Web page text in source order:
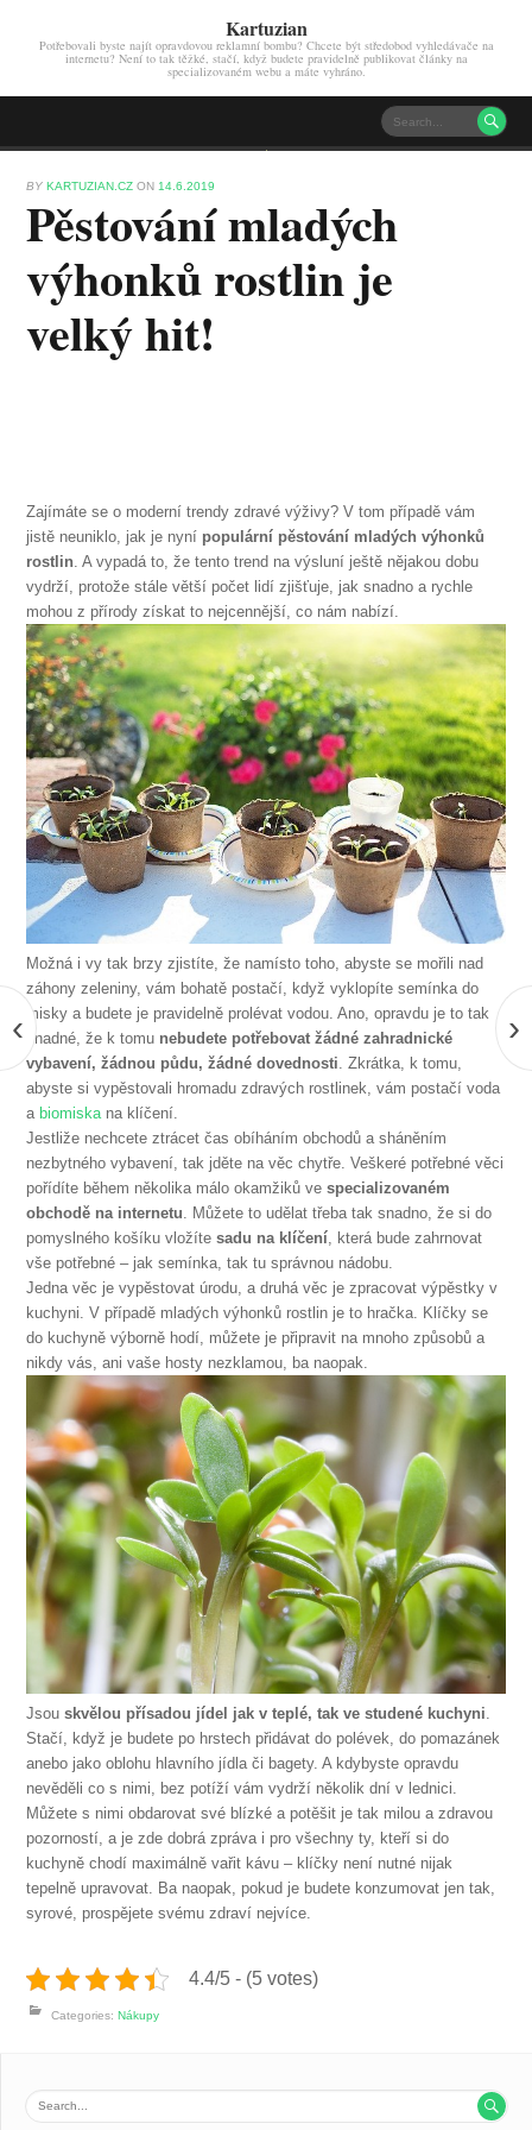
Kartuzian
Potřebovali byste najít opravdovou reklamní bombu? Chcete být středobod vyhledávače na
internetu? Není to tak těžké, stačí, když budete pravidelně publikovat články na
specializovaném webu a máte vyhráno.

BY KARTUZIAN.CZON14.6.2019
Pěstování mladých
výhonků rostlin je
velký hit!
Zajímáte se o moderní trendy zdravé výživy? V tom případě vám
jistě neuniklo, jak je nyní populární pěstování mladých výhonků
rostlin. A vypadá to, že tento trend na výsluní ještě nějakou dobu
vydrží, protože stále větší počet lidí zjišťuje, jak snadno a rychle
mohou z přírody získat to nejcennější, co nám nabízí.
Možná i vy tak brzy zjistíte, že namísto toho, abyste se mořili nad
záhony zeleniny, vám bohatě postačí, když vyklopíte semínka do
misky a budete je pravidelně prolévat vodou. Ano, opravdu je to tak
snadné, že k tomu nebudete potřebovat žádné zahradnické
vybavení, žádnou půdu, žádné dovednosti . Zkrátka, k tomu,
abyste si vypěstovali hromadu zdravých rostlinek, vám postačí voda
a biomiska na klíčení.
Jestliže nechcete ztrácet čas obíháním obchodů a sháněním
nezbytného vybavení, tak jděte na věc chytře. Veškeré potřebné věci
pořídíte během několika málo okamžiků vespecializovaném
obchodě na internetu . Můžete to udělat třeba tak snadno, že si do
pomyslného košíku vložítesadu na klíčení , která bude zahrnovat
vše potřebné – jak semínka, tak tu správnou nádobu.
Jedna věc je vypěstovat úrodu, a druhá věc je zpracovat výpěstky v
kuchyni. V případě mladých výhonků rostlin je to hračka. Klíčky se
do kuchyně výborně hodí, můžete je připravit na mnoho způsobů a
nikdy vás, ani vaše hosty nezklamou, ba naopak.
Jsouskvělou přísadou jídel jak v teplé, tak ve studené kuchyni.
Stačí, když je budete po hrstech přidávat do polévek, do pomazánek
anebo jako oblohu hlavního jídla či bagety. A kdybyste opravdu
nevěděli co s nimi, bez potíží vám vydrží několik dní v lednici.
Můžete s nimi obdarovat své blízké a potěšit je tak milou a zdravou
pozorností, a je zde dobrá zpráva i pro všechny ty, kteří si do
kuchyně chodí maximálně vařit kávu – klíčky není nutné nijak
tepelně upravovat. Ba naopak, pokud je budete konzumovat jen tak,
syrové, prospějete svému zdraví nejvíce.
4.4/5 - (5 votes)
Categories:Nákupy
‹ ›
